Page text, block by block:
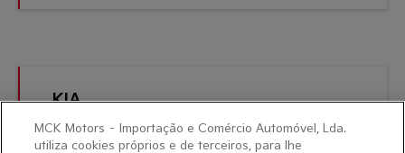
KIA
Usado Certificado
MCK Motors – Importação e Comércio Automóvel, Lda.
utiliza cookies próprios e de terceiros, para lhe